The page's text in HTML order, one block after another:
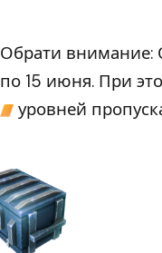
Обрати внимание:
по 15 июня. При
уровней